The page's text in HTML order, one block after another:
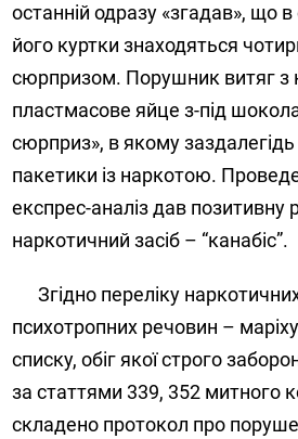
останній одразу «згадав», що в
його куртки знаходяться
сюрпризом. Порушник витяг з
пластмасове яйце з-під
сюрприз», в якому
пакетики із наркотою.
експрес-аналіз дав позитивну
наркотичний засіб – “канабіс”.
Згідно переліку
психотропних речовин –
списку, обіг якої строго
за статтями 339, 352 митного
складено протокол про